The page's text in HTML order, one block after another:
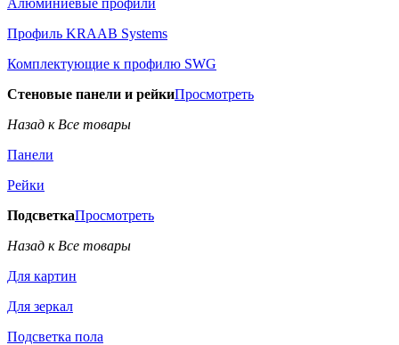
Алюминиевые профили
Профиль KRAAB Systems
Комплектующие к профилю SWG
Стеновые панели и рейкиПросмотреть
Назад к Все товары
Панели
Рейки
ПодсветкаПросмотреть
Назад к Все товары
Для картин
Для зеркал
Подсветка пола